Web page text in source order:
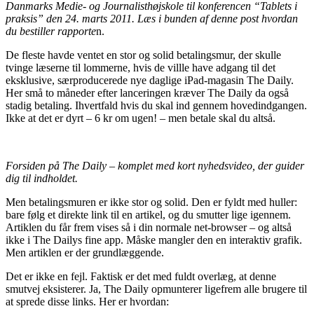
Danmarks Medie- og Journalisthøjskole til konferencen “Tablets i
praksis” den 24. marts 2011. Læs i bunden af denne post hvordan
du bestiller rapporten.
De fleste havde ventet en stor og solid betalingsmur, der skulle
tvinge læserne til lommerne, hvis de villle have adgang til det
eksklusive, særproducerede nye daglige iPad-magasin The Daily.
Her små to måneder efter lanceringen kræver The Daily da også
stadig betaling. Ihvertfald hvis du skal ind gennem hovedindgangen.
Ikke at det er dyrt – 6 kr om ugen! – men betale skal du altså.
Forsiden på The Daily – komplet med kort nyhedsvideo, der guider
dig til indholdet.
Men betalingsmuren er ikke stor og solid. Den er fyldt med huller:
bare følg et direkte link til en artikel, og du smutter lige igennem.
Artiklen du får frem vises så i din normale net-browser – og altså
ikke i The Dailys fine app. Måske mangler den en interaktiv grafik.
Men artiklen er der grundlæggende.
Det er ikke en fejl. Faktisk er det med fuldt overlæg, at denne
smutvej eksisterer. Ja, The Daily opmunterer ligefrem alle brugere til
at sprede disse links. Her er hvordan: